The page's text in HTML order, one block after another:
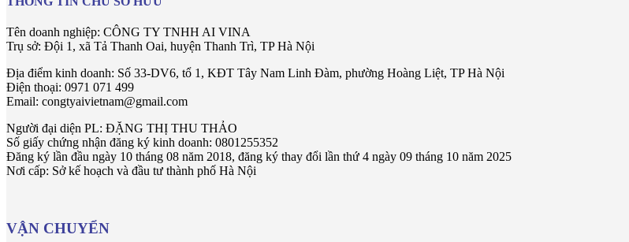
Tên doanh nghiệp: CÔNG TY TNHH AI VINA
Trụ sở: Đội 1, xã Tả Thanh Oai, huyện Thanh Trì, TP Hà Nội
Địa điểm kinh doanh: Số 33-DV6, tổ 1, KĐT Tây Nam Linh Đàm, phường Hoàng Liệt, TP Hà Nội
Điện thoại: 0971 071 499
Email: congtyaivietnam@gmail.com
Người đại diện PL: ĐẶNG THỊ THU THẢO
Số giấy chứng nhận đăng ký kinh doanh: 0801255352
Đăng ký lần đầu ngày 10 tháng 08 năm 2018, đăng ký thay đổi lần thứ 4 ngày 09 tháng 10 năm 2025
Nơi cấp: Sở kế hoạch và đầu tư thành phố Hà Nội
VẬN CHUYỂN